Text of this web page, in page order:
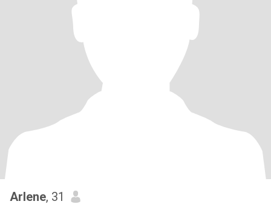
Arlene, 31